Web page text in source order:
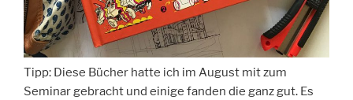
Tipp: Diese Bücher hatte ich im August mit zum
Seminar gebracht und einige fanden die ganz gut. Es